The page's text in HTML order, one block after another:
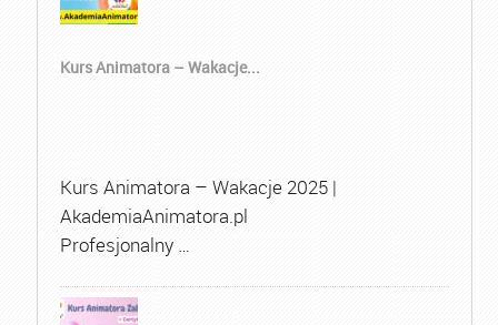
Kurs Animatora – Wakacje...
Kurs Animatora – Wakacje 2025 |
AkademiaAnimatora.pl
Profesjonalny …